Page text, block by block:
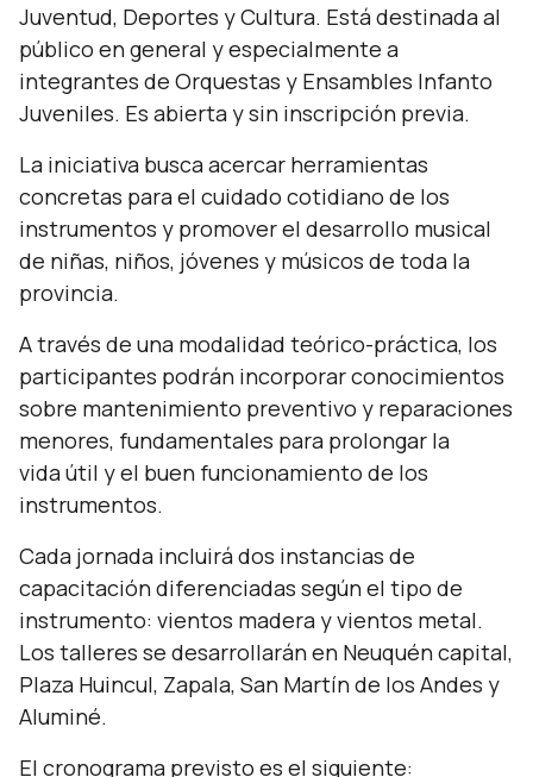
Juventud, Deportes y Cultura. Está destinada al
público en general y especialmente a
integrantes de Orquestas y Ensambles Infanto
Juveniles. Es abierta y sin inscripción previa.
La iniciativa busca acercar herramientas
concretas para el cuidado cotidiano de los
instrumentos y promover el desarrollo musical
de niñas, niños, jóvenes y músicos de toda la
provincia.
A través de una modalidad teórico-práctica, los
participantes podrán incorporar conocimientos
sobre mantenimiento preventivo y reparaciones
menores, fundamentales para prolongar la
vida útil y el buen funcionamiento de los
instrumentos.
Cada jornada incluirá dos instancias de
capacitación diferenciadas según el tipo de
instrumento: vientos madera y vientos metal.
Los talleres se desarrollarán en Neuquén capital,
Plaza Huincul, Zapala, San Martín de los Andes y
Aluminé.
El cronograma previsto es el siguiente: